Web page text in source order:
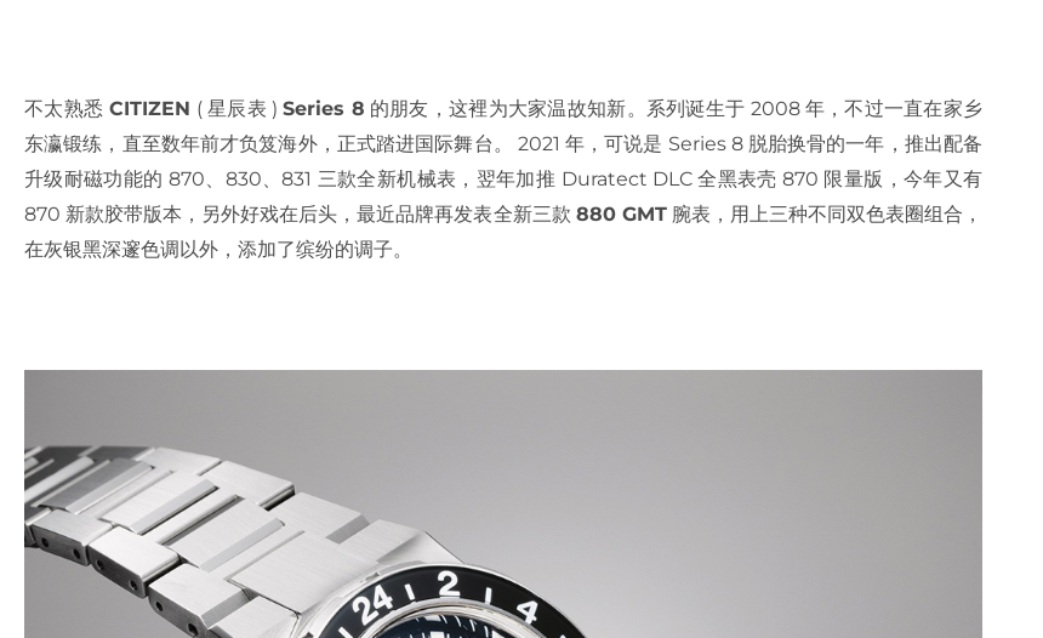
不太熟悉 CITIZEN ( 星辰表 )Series 8 的朋友，这裡为大家温故知新。系列诞生于 2008 年，不过一直在家乡
东瀛锻练，直至数年前才负笈海外，正式踏进国际舞台。 2021 年，可说是 Series 8 脱胎换骨的一年，推出配备
升级耐磁功能的 870、830、831 三款全新机械表，翌年加推 Duratect DLC 全黑表壳 870 限量版，今年又有
870 新款胶带版本，另外好戏在后头，最近品牌再发表全新三款 880 GMT腕表，用上三种不同双色表圈组合，
在灰银黑深邃色调以外，添加了缤纷的调子。